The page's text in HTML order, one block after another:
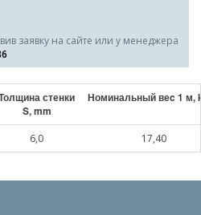
заявку на сайте или у менеджера
стенки
S, mm
Номинальный веc 1 м,
6,0 17,40